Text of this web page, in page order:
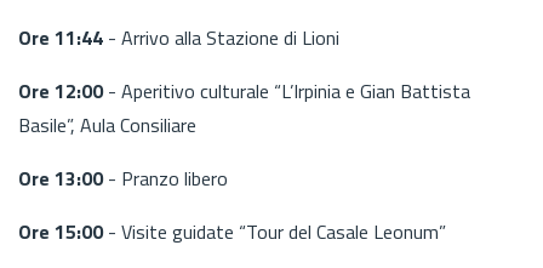
Ore 11:44 - Arrivo alla Stazione di Lioni
Ore 12:00- Aperitivo culturale “L’Irpinia e Gian Battista
Basile”, Aula Consiliare
Ore 13:00- Pranzo libero
Ore 15:00- Visite guidate “Tour del Casale Leonum”